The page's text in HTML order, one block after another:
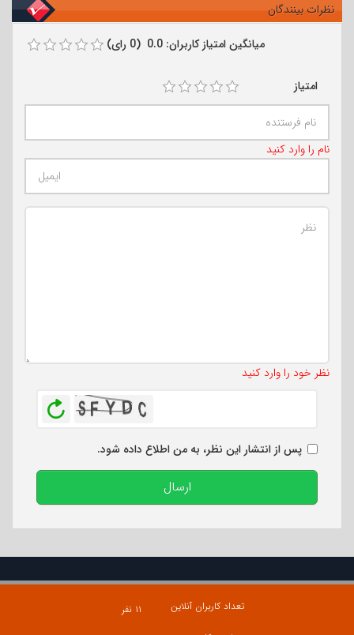
نظرات بینندگان
میانگین امتیاز کاربران: 0.0 (0 رای)
امتیاز
نام را وارد کنید
نظر خود را وارد کنید
پس از انتشار این نظر، به من اطلاع داده شود.
ارسال
تعداد کاربران آنلاین
۱۱ نفر